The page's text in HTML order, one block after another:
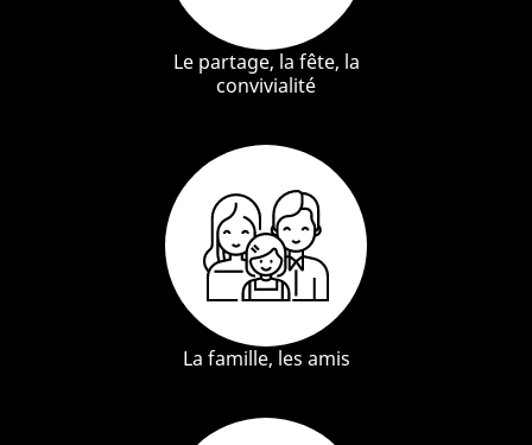
Le partage, la fête, la
convivialité
La famille, les amis